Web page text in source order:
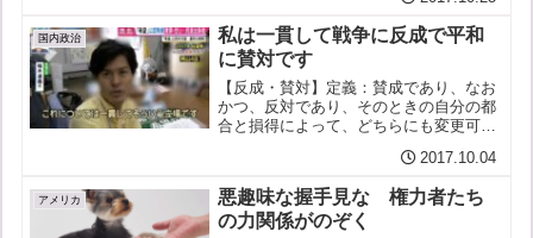
のこと。用例：枝野は元の木...
国内政治
私は一貫して戦争に反成で平和
に賛対です
【反成・賛対】定義：賛成であり、なお
かつ、反対であり、そのときの自分の都
合と損得によって、どちらにも変更可能
義は、民進党から希望の党に合流するこ
とを希望していますが、戦争には反成で
あり平和に賛対で、これに...
2017.10.04
アメリカ
悪趣味な握手見な 権力者たち
の力関係がのぞく